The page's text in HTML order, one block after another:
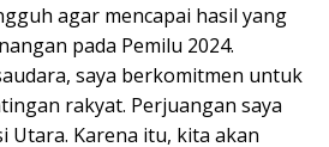
agar mencapai hasil yang
pada Pemilu 2024.
saya berkomitmen untuk
rakyat. Perjuangan saya
Utara. Karena itu, kita akan